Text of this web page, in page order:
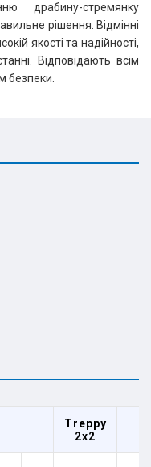
драбину-стремянку
рішення. Відмінні
якості та надійності,
Відповідають всім
безпеки.
Treppy
2x2